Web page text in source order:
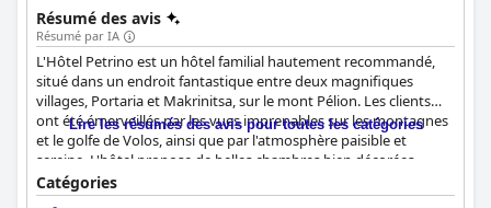
nettoyage à sec. Vous pourrez choisir vos propres oreillers dans
ces chambres et suites spacieuses et confortables. Vous pourrez
vous détendre dans la grande cour de l'hôtel, qui dispose d'un
jardin et offre une vue imprenable sur le golfe Pagasétique et
Volos. Vous pourrez choisir parmi un large éventail d'activités et
de sites à voir dans les environs et le personnel de l'hôtel sera
heureux de vous indiquer la bonne direction. L'hôtel Petrino
offre un service de premier ordre dans un cadre confortable et
raffiné, idéal pour les familles.
Résumé des avis
Résumé par IA
L'Hôtel Petrino est un hôtel familial hautement recommandé,
situé dans un endroit fantastique entre deux magnifiques
villages, Portaria et Makrinitsa, sur le mont Pélion. Les clients
ont été émerveillés par les vues imprenables sur les montagnes
et le golfe de Volos, ainsi que par l'atmosphère paisible et
sereine. L'hôtel propose de belles chambres bien décorées,
toutes d'une propreté impeccable et dotées de meubles et de
lits bien entretenus. Les familles avec enfants peuvent profiter
Lire les résumés des avis pour toutes les catégories
Catégories